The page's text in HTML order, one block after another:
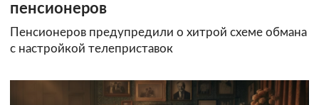
пенсионеров
Пенсионеров предупредили о хитрой схеме обмана
с настройкой телеприставок